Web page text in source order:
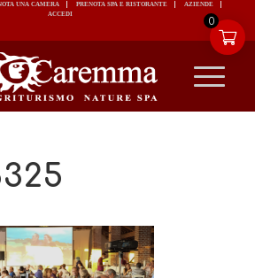
0
PRENOTA UNA CAMERA PRENOTA SPA E RISTORANTE